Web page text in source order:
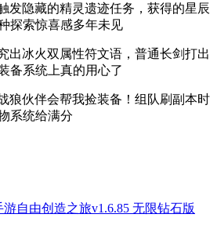
发隐藏的精灵遗迹任务，获得的星辰
探索惊喜感多年未见
出冰火双属性符文语，普通长剑打出
备系统上真的用心了
狼伙伴会帮我捡装备！组队刷副本时
系统给满分